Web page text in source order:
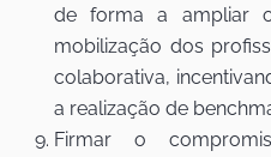
de forma a ampliar
mobilização dos
colaborativa,
a realização de
Firmar o